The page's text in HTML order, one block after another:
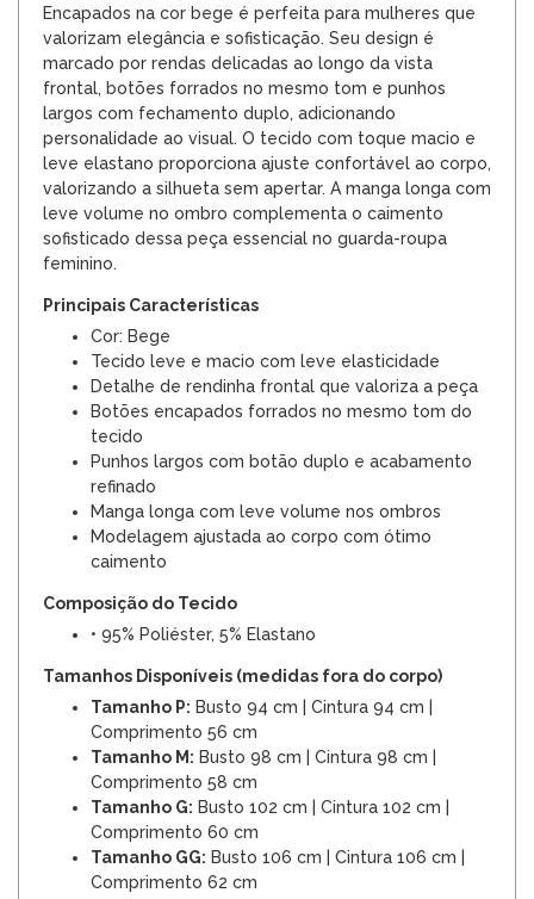
Encapados na cor bege é perfeita para mulheres que
valorizam elegância e sofisticação. Seu design é
marcado por rendas delicadas ao longo da vista
frontal, botões forrados no mesmo tom e punhos
largos com fechamento duplo, adicionando
personalidade ao visual. O tecido com toque macio e
leve elastano proporciona ajuste confortável ao corpo,
valorizando a silhueta sem apertar. A manga longa com
leve volume no ombro complementa o caimento
sofisticado dessa peça essencial no guarda-roupa
feminino.
Principais Características
Cor: Bege
Tecido leve e macio com leve elasticidade
Detalhe de rendinha frontal que valoriza a peça
Botões encapados forrados no mesmo tom do
tecido
Punhos largos com botão duplo e acabamento
refinado
Manga longa com leve volume nos ombros
Modelagem ajustada ao corpo com ótimo
caimento
Composição do Tecido
• 95% Poliéster, 5% Elastano
Tamanhos Disponíveis (medidas fora do corpo)
Tamanho P: Busto 94 cm | Cintura 94 cm |
Comprimento 56 cm
Tamanho M: Busto 98 cm | Cintura 98 cm |
Comprimento 58 cm
Tamanho G: Busto 102 cm | Cintura 102 cm |
Comprimento 60 cm
Tamanho GG: Busto 106 cm | Cintura 106 cm |
Comprimento 62 cm